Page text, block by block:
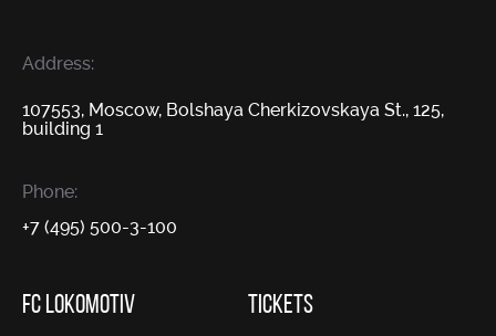
Address:
107553, Moscow, Bolshaya Cherkizovskaya St., 125,
building 1
Phone:
+7 (495) 500-3-100
FC LOKOMOTIV TICKETS